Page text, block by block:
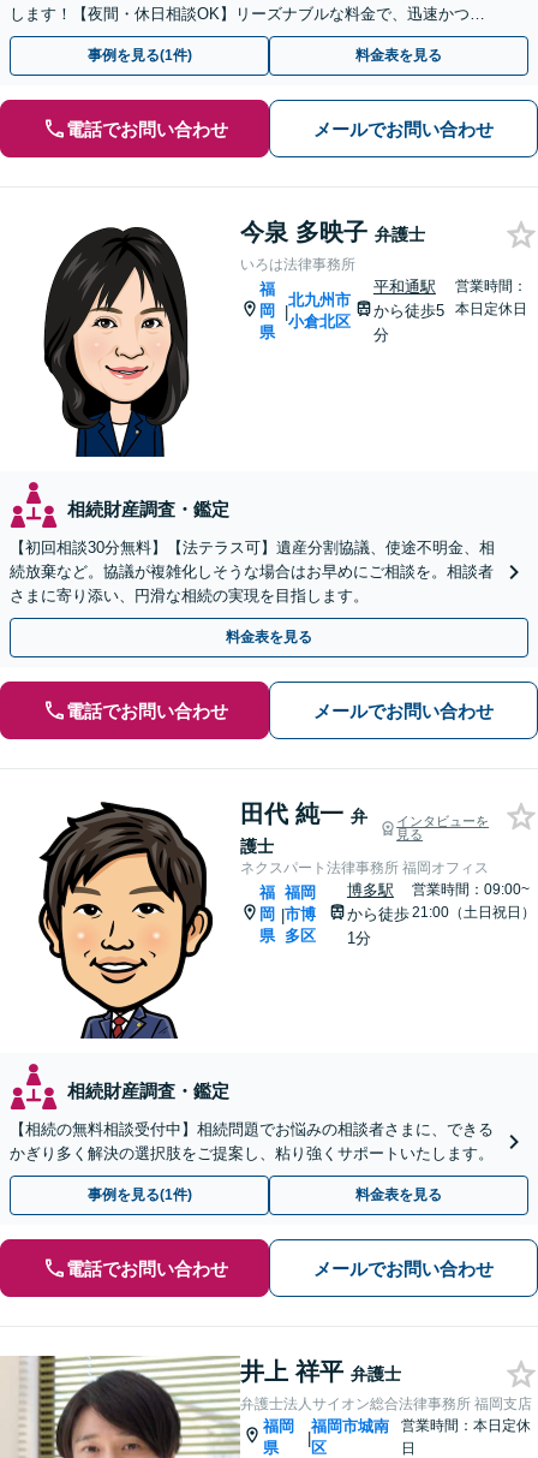
します！【夜間・休日相談OK】リーズナブルな料金で、迅速かつス
ピーディーにまごころを持って対応させて頂きます。
事例を見る(1件) 料金表を見る
電話でお問い合わせ メールでお問い合わせ
今泉 多映子 弁護士
いろは法律事務所
福
岡
県
|
北九州市
小倉北区
平和通駅
から徒歩5
分
営業時間：
本日定休日
相続財産調査・鑑定
【初回相談30分無料】【法テラス可】遺産分割協議、使途不明金、相
続放棄など。協議が複雑化しそうな場合はお早めにご相談を。相談者
さまに寄り添い、円滑な相続の実現を目指します。
料金表を見る
電話でお問い合わせ メールでお問い合わせ
田代 純一 弁
護士
インタビューを
見る
ネクスパート法律事務所 福岡オフィス
福
岡
県
|
福岡
市博
多区
博多駅
から徒歩
1分
営業時間：09:00~
21:00（土日祝日）
相続財産調査・鑑定
【相続の無料相談受付中】相続問題でお悩みの相談者さまに、できる
かぎり多く解決の選択肢をご提案し、粘り強くサポートいたします。
事例を見る(1件) 料金表を見る
電話でお問い合わせ メールでお問い合わせ
井上 祥平 弁護士
弁護士法人サイオン総合法律事務所 福岡支店
福岡
県
|
福岡市城南
区
営業時間：本日定休
日